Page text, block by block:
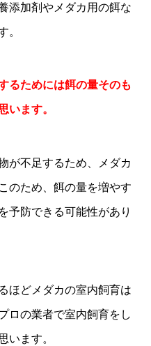
添加剤やメダカ用の餌な
。
るためには餌の量そのも
います。
が不足するため、メダカ
のため、餌の量を増やす
予防できる可能性があり
ほどメダカの室内飼育は
ロの業者で室内飼育をし
います。